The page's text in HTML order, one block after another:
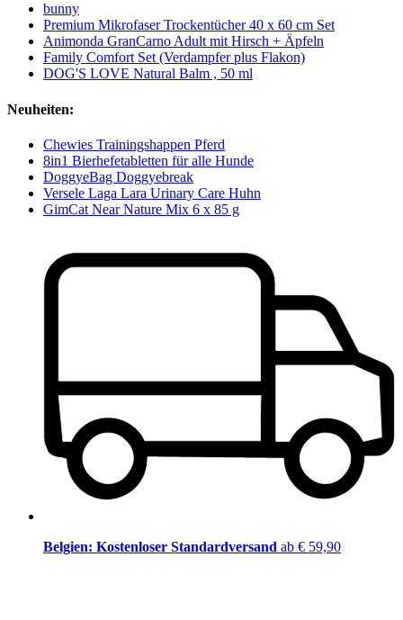
bunny
Premium Mikrofaser Trockentücher 40 x 60 cm Set
Animonda GranCarno Adult mit Hirsch + Äpfeln
Family Comfort Set (Verdampfer plus Flakon)
DOG'S LOVE Natural Balm , 50 ml
Neuheiten:
Chewies Trainingshappen Pferd
8in1 Bierhefetabletten für alle Hunde
DoggyeBag Doggyebreak
Versele Laga Lara Urinary Care Huhn
GimCat Near Nature Mix 6 x 85 g
Belgien: Kostenloser Standardversand ab € 59,90